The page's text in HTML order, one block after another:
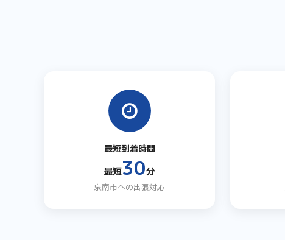
最短到着時間
最短30分
泉南市への出張対応